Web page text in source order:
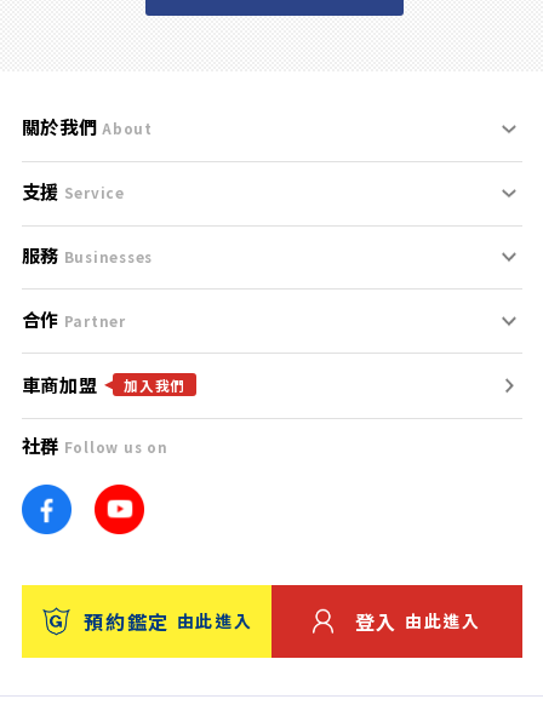
關於我們 About
刊登規範
服務條款
免責聲明
隱私權政策
團隊
車訊網
台灣優良中古車商大獎
支援 Service
支援中心
聯絡我們
服務 Businesses
什麼是Goo鑑定？
找好車
找好店
找海外車
消費者評價
保固
合作 Partner
合作夥伴
廣告合作
車商加盟 加入我們
社群 Follow us on
預約鑑定 由此進入 登入 由此進入